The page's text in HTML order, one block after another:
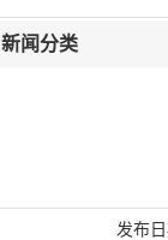
新闻分类
发布